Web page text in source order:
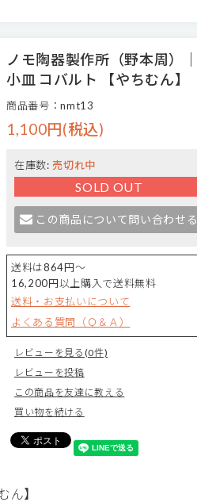
ノモ陶器製作所（野本周）｜
小皿 コバルト 【やちむん】
商品番号：nmt13
1,100円(税込)
在庫数: 売切れ中
SOLD OUT
この商品について問い合わせる
送料は864円～
16,200円以上購入で送料無料
送料・お支払いについて
よくある質問（Ｑ＆Ａ）
レビューを見る(0件)
レビューを投稿
この商品を友達に教える
買い物を続ける
ん】